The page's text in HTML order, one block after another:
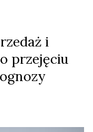
i
przejęciu